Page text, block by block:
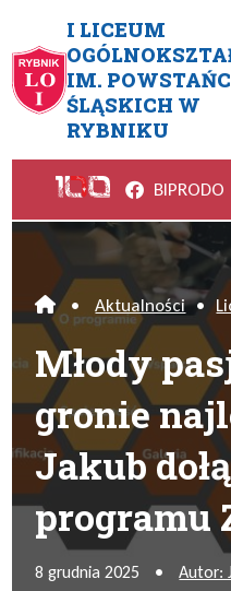
I LICEUM
IM.
ŚLĄSKICH W
RYBNIKU
Młody
Facebook
BIPRODO
Home
• Aktualności •
Młody
gronie
Jakub
programu
8 grudnia 2025 • Autor: